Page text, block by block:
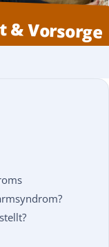
& Vorsorge